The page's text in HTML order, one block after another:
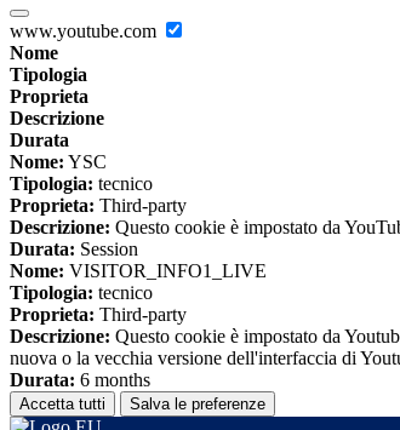
www.youtube.com
Nome
Tipologia
Proprieta
Descrizione
Durata
Nome: YSC
Tipologia: tecnico
Proprieta: Third-party
Descrizione: Questo cookie è impostato da
Durata: Session
Nome: VISITOR_INFO1_LIVE
Tipologia: tecnico
Proprieta: Third-party
Descrizione: Questo cookie è impostato da
nuova o la vecchia versione dell'interfaccia di
Durata: 6 months
Accetta tutti Salva le preferenze